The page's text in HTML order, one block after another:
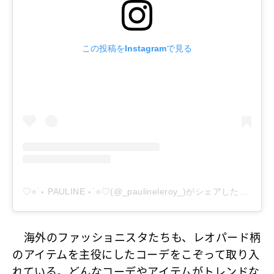
この投稿をInstagramで見る
海外のファッショニスタたちも、レオパード柄
のアイテムを主役にしたコーデをこぞって取り入